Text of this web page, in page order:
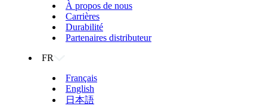
À propos de nous
Carrières
Durabilité
Partenaires distributeur
FR
Français
English
日本語